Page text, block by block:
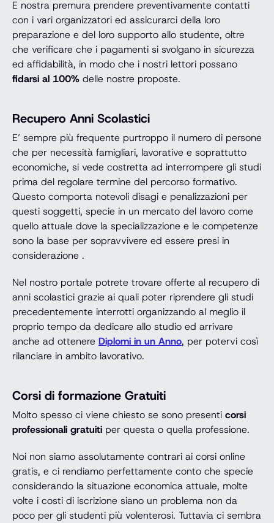
E nostra premura prendere preventivamente contatti
con i vari organizzatori ed assicurarci della loro
preparazione e del loro supporto allo studente, oltre
che verificare che i pagamenti si svolgano in sicurezza
ed affidabilità, in modo che i nostri lettori possano
fidarsi al 100% delle nostre proposte.
Recupero Anni Scolastici
E’ sempre più frequente purtroppo il numero di persone
che per necessità famigliari, lavorative e soprattutto
economiche, si vede costretta ad interrompere gli studi
prima del regolare termine del percorso formativo.
Questo comporta notevoli disagi e penalizzazioni per
questi soggetti, specie in un mercato del lavoro come
quello attuale dove la specializzazione e le competenze
sono la base per sopravvivere ed essere presi in
considerazione .
Nel nostro portale potrete trovare offerte al recupero di
anni scolastici grazie ai quali poter riprendere gli studi
precedentemente interrotti organizzando al meglio il
proprio tempo da dedicare allo studio ed arrivare
anche ad ottenere Diplomi in un Anno, per potervi così
rilanciare in ambito lavorativo.
Corsi di formazione Gratuiti
Molto spesso ci viene chiesto se sono presenti corsi
professionali gratuiti per questa o quella professione.
Noi non siamo assolutamente contrari ai corsi online
gratis, e ci rendiamo perfettamente conto che specie
considerando la situazione economica attuale, molte
volte i costi di iscrizione siano un problema non da
poco per gli studenti più volenterosi. Tuttavia ci sembra